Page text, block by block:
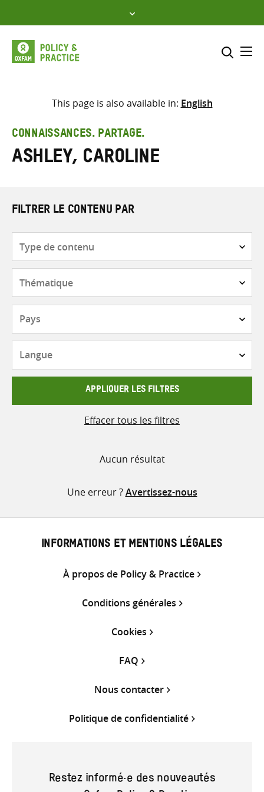
to
content
Sélectionner l’emplacement
Saisir
les
termes
This page is also available in: English
CONNAISSANCES. PARTAGE.
Ashley, Caroline
FILTRER LE CONTENU PAR
contenu
APPLIQUER LES FILTRES
Effacer tous les filtres
Aucun résultat
Une erreur ?Avertissez-nous
INFORMATIONS ET MENTIONS LÉGALES
À propos de Policy & Practice
Conditions générales
Cookies
FAQ
Nous contacter
Politique de confidentialité
Restez informé·e des nouveautés